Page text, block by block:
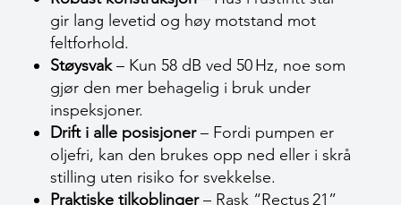
gir lang levetid og høy motstand mot
feltforhold.
Støysvak– Kun 58 dB ved 50 Hz, noe som
gjør den mer behagelig i bruk under
inspeksjoner.
Drift i alle posisjoner– Fordi pumpen er
oljefri, kan den brukes opp ned eller i skrå
stilling uten risiko for svekkelse.
Praktiske tilkoblinger– Rask “Rectus 21”